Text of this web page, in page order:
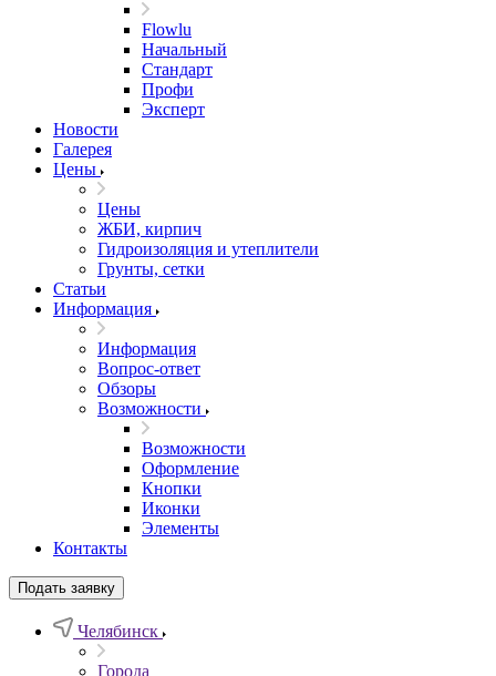
Flowlu
Начальный
Стандарт
Профи
Эксперт
Новости
Галерея
Цены
Цены
ЖБИ, кирпич
Гидроизоляция и утеплители
Грунты, сетки
Статьи
Информация
Информация
Вопрос-ответ
Обзоры
Возможности
Возможности
Оформление
Кнопки
Иконки
Элементы
Контакты
Подать заявку
Челябинск
Города